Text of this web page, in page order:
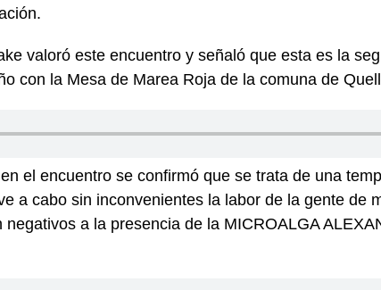
valoró este encuentro y señaló que esta es la
con la Mesa de Marea Roja de la comuna de
el encuentro se confirmó que se trata de una
a cabo sin inconvenientes la labor de la gente de
a la presencia de la MICROALGA